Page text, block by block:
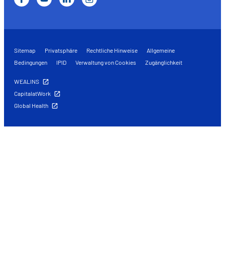
Sitemap Privatsphäre Rechtliche Hinweise
Allgemeine
Bedingungen
IPID Verwaltung von Cookies Zugänglichkeit
WEALINS
CapitalatWork
Global Health